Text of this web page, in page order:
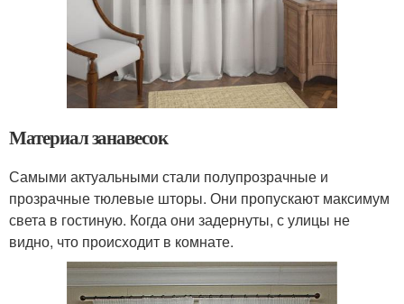
Материал занавесок
Самыми актуальными стали полупрозрачные и
прозрачные тюлевые шторы. Они пропускают максимум
света в гостиную. Когда они задернуты, с улицы не
видно, что происходит в комнате.